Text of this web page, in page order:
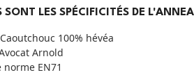
SONT LES SPÉCIFICITÉS DE
100% hévéa
Arnold
norme EN71